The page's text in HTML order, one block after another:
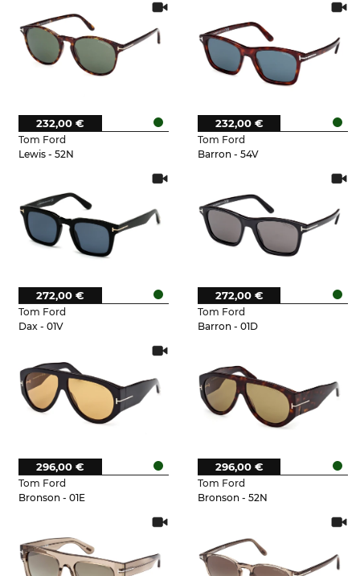
Tom Ford
Lewis - 52N
232,00 €
Tom Ford
Barron - 54V
232,00 €
Tom Ford
Dax - 01V
272,00 €
Tom Ford
Barron - 01D
272,00 €
Tom Ford
Bronson - 01E
296,00 €
Tom Ford
Bronson - 52N
296,00 €